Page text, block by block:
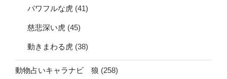
パワフルな虎 (41)
慈悲深い虎 (45)
動きまわる虎 (38)
動物占いキャラナビ 狼 (258)